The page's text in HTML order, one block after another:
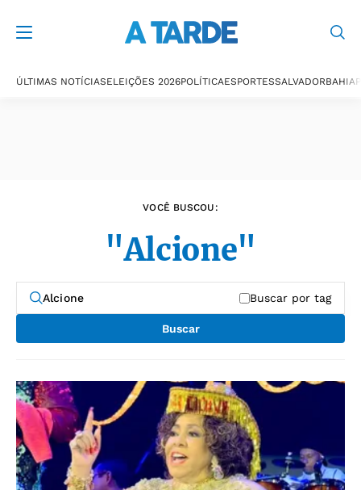
ÚLTIMAS NOTÍCIASELEIÇÕES 2026POLÍTICAESPORTESSALVADORBAHIA
VOCÊ BUSCOU:
"Alcione"
Buscar por tag
Buscar